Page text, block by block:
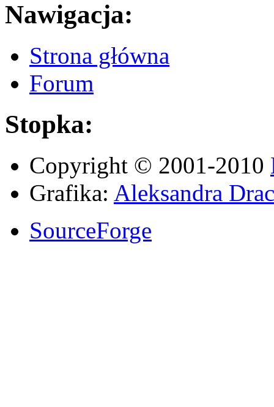
Nawigacja:
Strona główna
Forum
Stopka:
Copyright © 2001-2010
Grafika: Aleksandra
SourceForge